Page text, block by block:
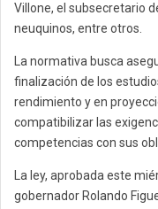
Villone, el subsecretario
neuquinos, entre otros.
La normativa busca
finalización de los
rendimiento y en
compatibilizar las
competencias con sus
La ley, aprobada este
gobernador Rolando